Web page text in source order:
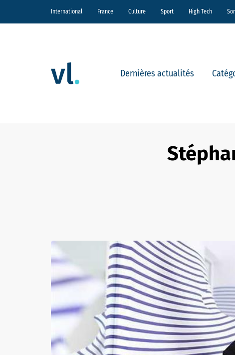
International France Culture Sport High Tech
Dernières actualités